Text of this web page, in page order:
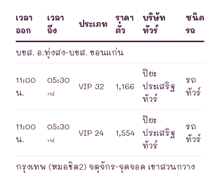
เวลา
ออก
เวลา
ถึง
ประเภท
ราคา
ตั๋ว
บริษัท
ทัวร์
ชนิด
รถ
บขส. อ.ทุ่งสง-บขส. ขอนแก่น
11:00
น.
05:30
+1d
VIP 32 1,166
ปิยะ
ประเสริฐ
ทัวร์
รถ
ทัวร์
11:00
น.
05:30
+1d
VIP 24 1,554
ปิยะ
ประเสริฐ
ทัวร์
รถ
ทัวร์
กรุงเทพ (หมอชิต2) จตุจักร-จุดจอด เขาสวนกวาง